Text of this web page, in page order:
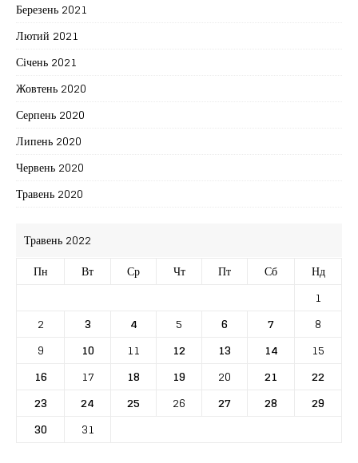
Березень 2021
Лютий 2021
Січень 2021
Жовтень 2020
Серпень 2020
Липень 2020
Червень 2020
Травень 2020
Травень 2022
Пн
Вт Ср Чт Пт Сб
Нд
1
2
3 4 5 6 7
8
9
10 11 12 13 14
15
16
17 18 19 20 21
22
23
24 25 26 27 28
29
30
31